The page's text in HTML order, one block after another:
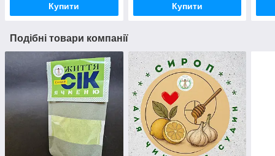
Купити Купити
Подібні товари компанії